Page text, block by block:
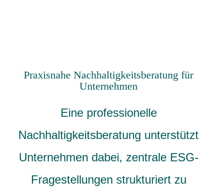
Praxisnahe Nachhaltigkeitsberatung für
Unternehmen
Eine professionelle
Nachhaltigkeitsberatung unterstützt
Unternehmen dabei, zentrale ESG-
Fragestellungen strukturiert zu